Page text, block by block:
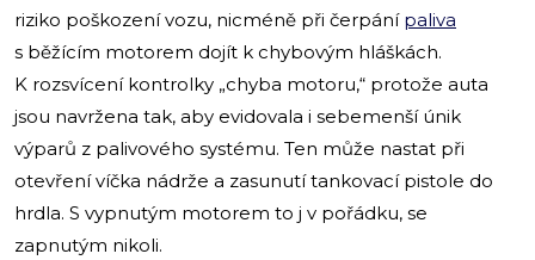
riziko poškození vozu, nicméně při čerpání paliva
s běžícím motorem dojít k chybovým hláškách.
K rozsvícení kontrolky „chyba motoru,“ protože auta
jsou navržena tak, aby evidovala i sebemenší únik
výparů z palivového systému. Ten může nastat při
otevření víčka nádrže a zasunutí tankovací pistole do
hrdla. S vypnutým motorem to j v pořádku, se
zapnutým nikoli.